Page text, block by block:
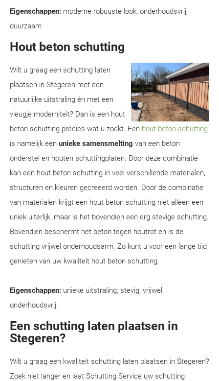
Eigenschappen: moderne robuuste look, onderhoudsvrij,
duurzaam.
Hout beton schutting
Wilt u graag een schutting laten
plaatsen in Stegeren met een
natuurlijke uitstraling én met een
vleugje moderniteit? Dan is een hout
beton schutting precies wat u zoekt. Een hout beton schutting
is namelijk een unieke samensmelting van een beton
onderstel en houten schuttingplaten. Door deze combinatie
kan een hout beton schutting in veel verschillende materialen,
structuren en kleuren gecreëerd worden. Door de combinatie
van materialen krijgt een hout beton schutting niet alleen een
uniek uiterlijk, maar is het bovendien een erg stevige schutting.
Bovendien beschermt het beton tegen houtrot en is de
schutting vrijwel onderhoudsarm. Zo kunt u voor een lange tijd
genieten van uw kwaliteit hout beton schutting.
Eigenschappen: unieke uitstraling, stevig, vrijwel
onderhoudsvrij.
Een schutting laten plaatsen in
Stegeren?
Wilt u graag een kwaliteit schutting laten plaatsen in Stegeren?
Zoek niet langer en laat Schutting Service uw schutting